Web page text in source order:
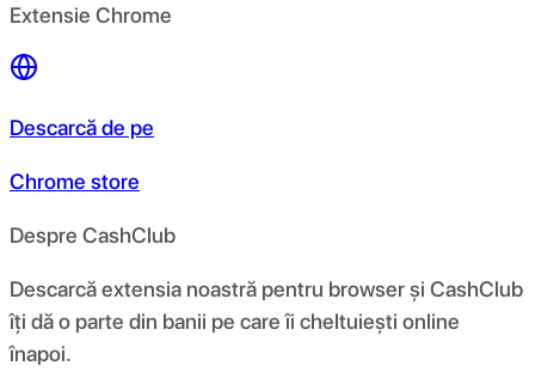
Extensie Chrome
Descarcă de pe
Chrome store
Despre CashClub
Descarcă extensia noastră pentru browser și CashClub
îți dă o parte din banii pe care îi cheltuiești online
înapoi.